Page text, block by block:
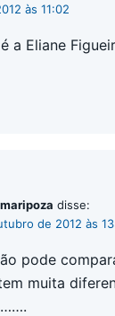
às 11:02
a Eliane
maripoza disse:
de 2012 às
pode
muita